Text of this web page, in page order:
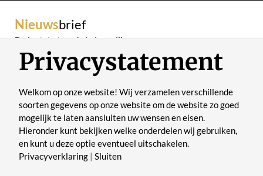
Nieuwsbrief
De laatste trends in je mailbox
Verstuur
Privacystatement
Welkom op onze website! Wij verzamelen verschillende
soorten gegevens op onze website om de website zo goed
mogelijk te laten aansluiten uw wensen en eisen.
Hieronder kunt bekijken welke onderdelen wij gebruiken,
en kunt u deze optie eventueel uitschakelen.
Privacyverklaring
Sluiten